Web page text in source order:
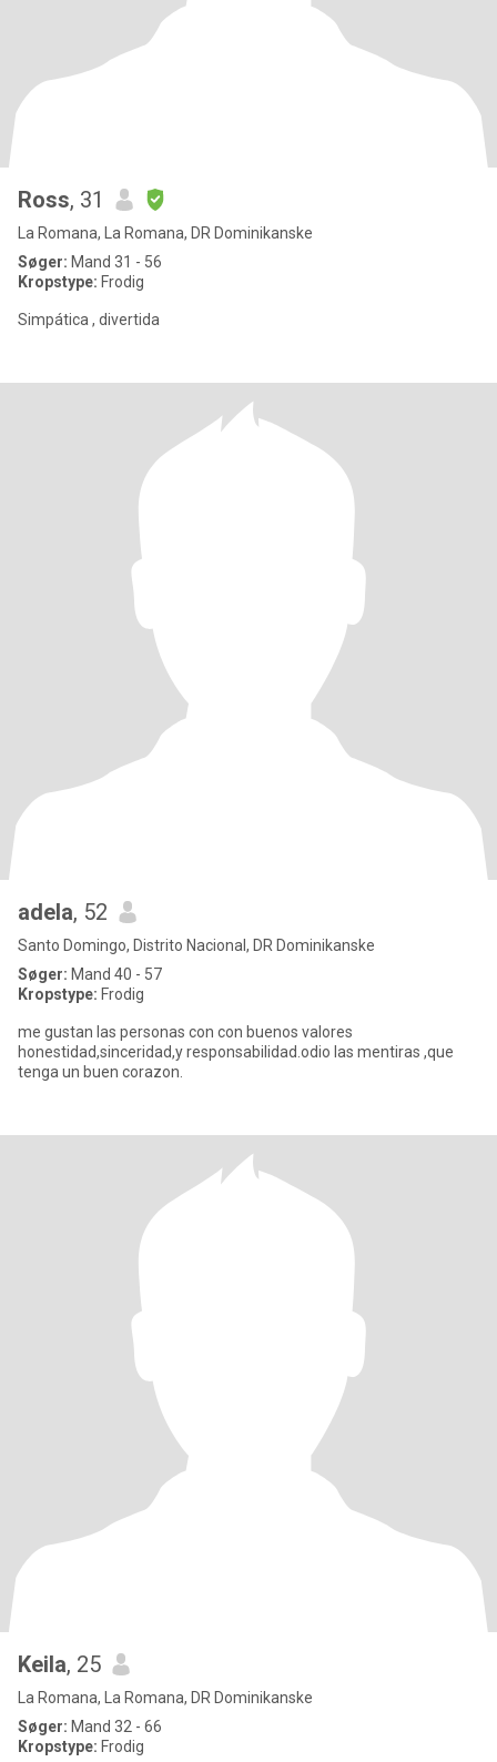
Ross, 31
La Romana, La Romana, DR Dominikanske
Søger: Mand 31 - 56
Kropstype: Frodig
Simpática , divertida
adela, 52
Santo Domingo, Distrito Nacional, DR Dominikanske
Søger: Mand 40 - 57
Kropstype: Frodig
me gustan las personas con con buenos valores
honestidad,sinceridad,y responsabilidad.odio las mentiras ,que
tenga un buen corazon.
Keila, 25
La Romana, La Romana, DR Dominikanske
Søger: Mand 32 - 66
Kropstype: Frodig